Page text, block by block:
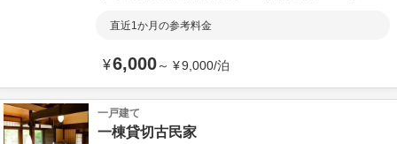
直近1か月の参考料金
¥6,000～ ¥9,000/泊
一戸建て
一棟貸切古民家